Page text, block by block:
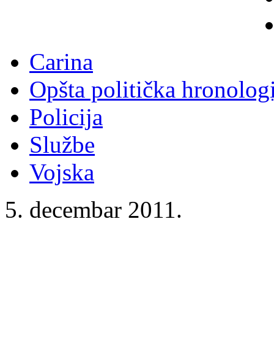
Carina
Opšta politička
Policija
Službe
Vojska
5. decembar 2011.